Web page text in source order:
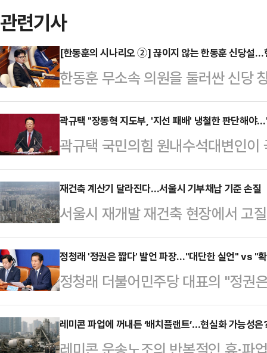
관련기사
[한동훈의 시나리오 ②] 끊이지 않는 한동훈 신당설…
한동훈 무소속 의원을 둘러싼 신당
부산 북갑 보궐선거에서 당선되며
체급이 커졌지만, 국민의힘 복당 문
서, 독자 노선 가능성이 함께 제기
훈)계, 정치평론가들의 분석을 종
선택지라기보다 복당 교착 상황에
이 우세하다.한 의원은 지난 지방선
시 부산 북갑 보선에서…
곽규택 "장동혁 지도부, '지선 패배' 냉철한 판단해야
곽규택 국민의힘 원내수석대변인
"당 지도부가 냉철한 판단을 해야
은 11일 BBS라디오 금태섭의 아침
정당의 당 대표는 선거에서 정말 승
단위 선거 후 거취를 결정했다"고
에 대한 책임을 지고 본인이 사퇴하
지방선거 결과를 객관적으로 보면
잘라 말했다.그는 "…
재건축 계산기 달라진다…서울시 기부채납 기준 손질
서울시 재개발 재건축 현장에서 고
부채납 방식에 따른 용적률 혜택 차
주거지역 공공시설물의 용도지역
면 서울시는 지난 5일 ‘공공시설 등
일부 개정했다. 해당 개정안은 서울
에 즉시 적용된다.이번 기준 개정으
정청래 '정권은 짧다' 발언 파장…"대단한 실언" vs "
정청래 더불어민주당 대표의 "정권
나오면서 파장이 이어지고 있다.11
공개 최고위원회의에서 친명(친이
레미콘 파업에 꺼내든 ‘배치플랜트’…현실화 가능성은